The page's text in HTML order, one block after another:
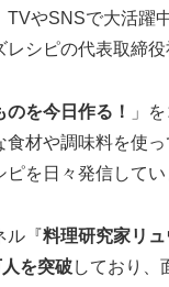
TVやSNSで大活躍
レシピの代表取締役
を今日作る！
」
食材や調味料を使
を日々発信してい
ル『料理研究家リ
を突破しており、